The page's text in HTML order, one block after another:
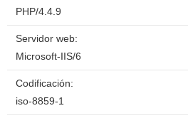
PHP/4.4.9
Servidor web:
Microsoft-IIS/6
Codificación:
iso-8859-1